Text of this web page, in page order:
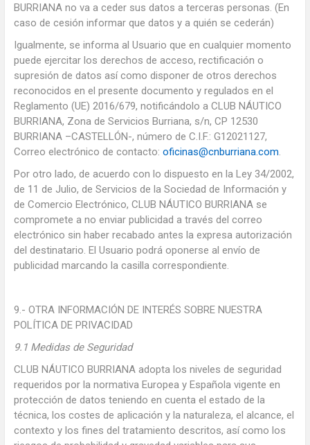
BURRIANA no va a ceder sus datos a terceras personas. (En
caso de cesión informar que datos y a quién se cederán)
Igualmente, se informa al Usuario que en cualquier momento
puede ejercitar los derechos de acceso, rectificación o
supresión de datos así como disponer de otros derechos
reconocidos en el presente documento y regulados en el
Reglamento (UE) 2016/679, notificándolo a CLUB NÁUTICO
BURRIANA, Zona de Servicios Burriana, s/n, CP 12530
BURRIANA –CASTELLÓN-, número de C.I.F.: G12021127,
Correo electrónico de contacto: oficinas@cnburriana.com.
Por otro lado, de acuerdo con lo dispuesto en la Ley 34/2002,
de 11 de Julio, de Servicios de la Sociedad de Información y
de Comercio Electrónico, CLUB NÁUTICO BURRIANA se
compromete a no enviar publicidad a través del correo
electrónico sin haber recabado antes la expresa autorización
del destinatario. El Usuario podrá oponerse al envío de
publicidad marcando la casilla correspondiente.
9.- OTRA INFORMACIÓN DE INTERÉS SOBRE NUESTRA
POLÍTICA DE PRIVACIDAD
9.1 Medidas de Seguridad
CLUB NÁUTICO BURRIANA adopta los niveles de seguridad
requeridos por la normativa Europea y Española vigente en
protección de datos teniendo en cuenta el estado de la
técnica, los costes de aplicación y la naturaleza, el alcance, el
contexto y los fines del tratamiento descritos, así como los